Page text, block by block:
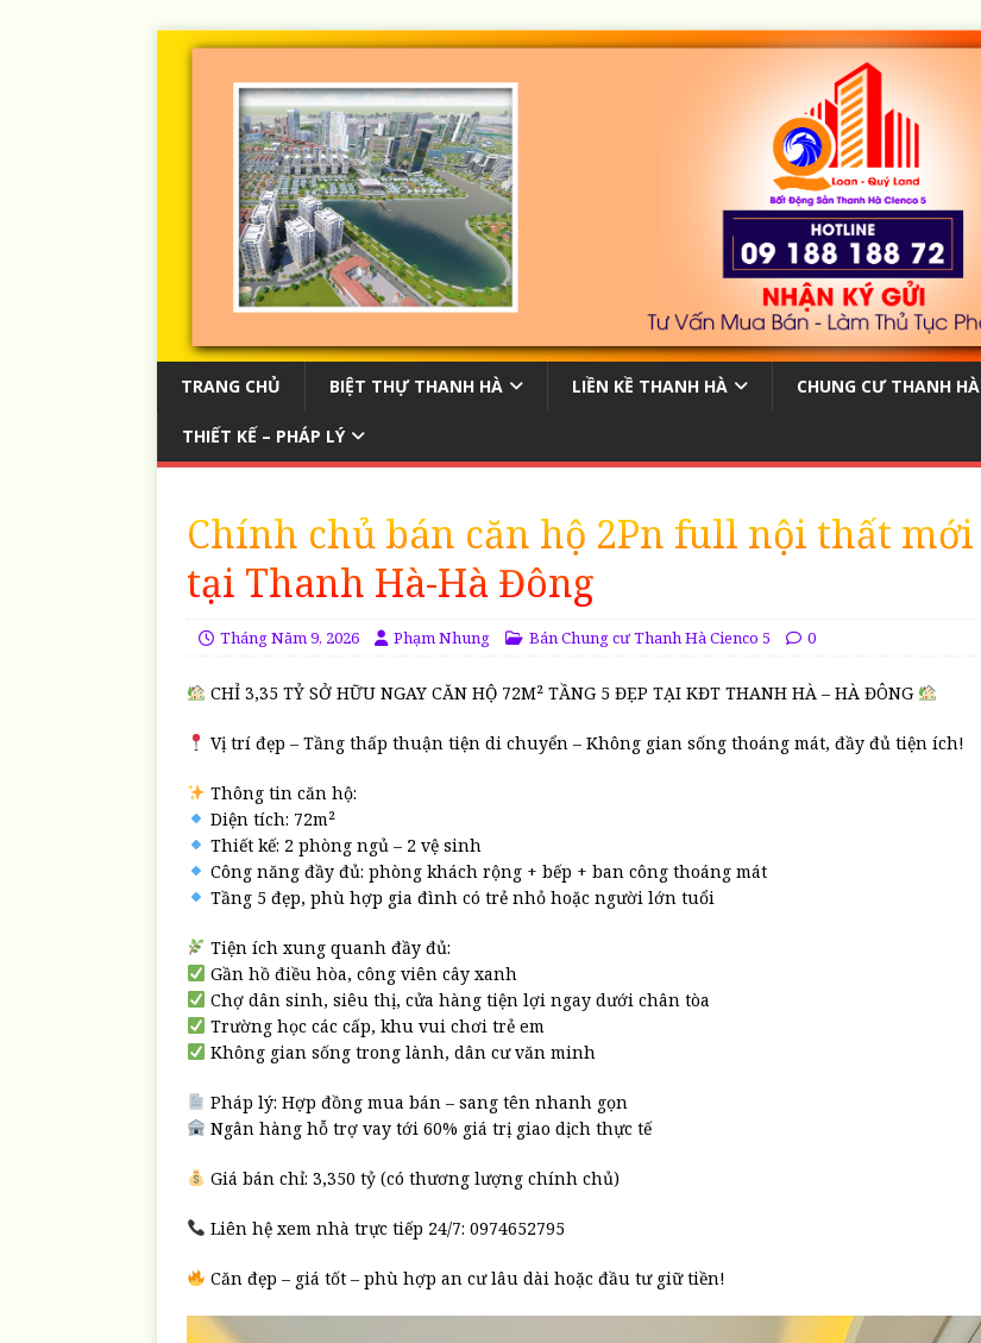
TRANG CHỦ BIỆT THỰ THANH HÀ LIỀN KỀ THANH HÀ CHUNG CƯ THANH HÀ
THIẾT KẾ – PHÁP LÝ
Chính chủ bán căn hộ 2Pn full nội thất mới
tại Thanh Hà-Hà Đông
Tháng Năm 9, 2026 Phạm Nhung Bán Chung cư Thanh Hà Cienco 5 0
CHỈ 3,35 TỶ SỞ HỮU NGAY CĂN HỘ 72M² TẦNG 5 ĐẸP TẠI KĐT THANH HÀ – HÀ ĐÔNG
Vị trí đẹp – Tầng thấp thuận tiện di chuyển – Không gian sống thoáng mát, đầy đủ tiện ích!
Thông tin căn hộ:
Diện tích: 72m²
Thiết kế: 2 phòng ngủ – 2 vệ sinh
Công năng đầy đủ: phòng khách rộng + bếp + ban công thoáng mát
Tầng 5 đẹp, phù hợp gia đình có trẻ nhỏ hoặc người lớn tuổi
Tiện ích xung quanh đầy đủ:
Gần hồ điều hòa, công viên cây xanh
Chợ dân sinh, siêu thị, cửa hàng tiện lợi ngay dưới chân tòa
Trường học các cấp, khu vui chơi trẻ em
Không gian sống trong lành, dân cư văn minh
Pháp lý: Hợp đồng mua bán – sang tên nhanh gọn
Ngân hàng hỗ trợ vay tới 60% giá trị giao dịch thực tế
Giá bán chỉ: 3,350 tỷ (có thương lượng chính chủ)
Liên hệ xem nhà trực tiếp 24/7: 0974652795
Căn đẹp – giá tốt – phù hợp an cư lâu dài hoặc đầu tư giữ tiền!